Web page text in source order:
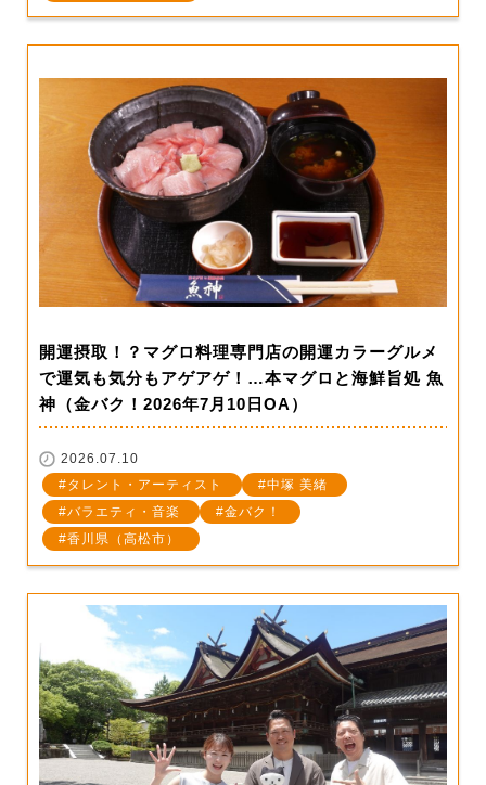
開運摂取！？マグロ料理専門店の開運カラーグルメ
で運気も気分もアゲアゲ！…本マグロと海鮮旨処 魚
神（金バク！2026年7月10日OA）
2026.07.10
タレント・アーティスト
中塚 美緒
バラエティ・音楽
金バク！
香川県（高松市）